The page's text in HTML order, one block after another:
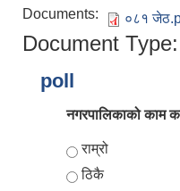
Documents: ०८१
Document Type:
poll
नगरपालिकाको काम
Choices
राम्रो
ठिकै